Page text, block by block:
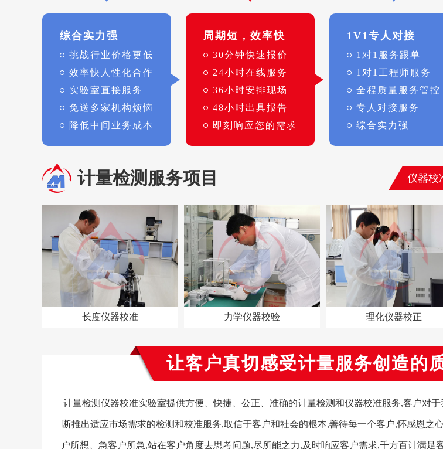
综合实力强
挑战行业价格更低
效率快人性化合作
实验室直接服务
免送多家机构烦恼
降低中间业务成本
周期短，效率快
30分钟快速报价
24小时在线服务
36小时安排现场
48小时出具报告
即刻响应您的需求
1V1专人对接
1对1服务跟单
1对1工程师服务
全程质量服务管控
专人对接服务
综合实力强
计量检测服务项目 仪器校
长度仪器校准 力学仪器校验 理化仪器校正
让客户真切感受计量服务创造的
计量检测仪器校准实验室提供方便、快捷、公正、准确的计量检测和仪器校准服务,客户对
断推出适应市场需求的检测和校准服务,取信于客户和社会的根本,善待每一个客户,怀感恩之
户所想、急客户所急,站在客户角度去思考问题,尽所能之力,及时响应客户需求,千方百计满足